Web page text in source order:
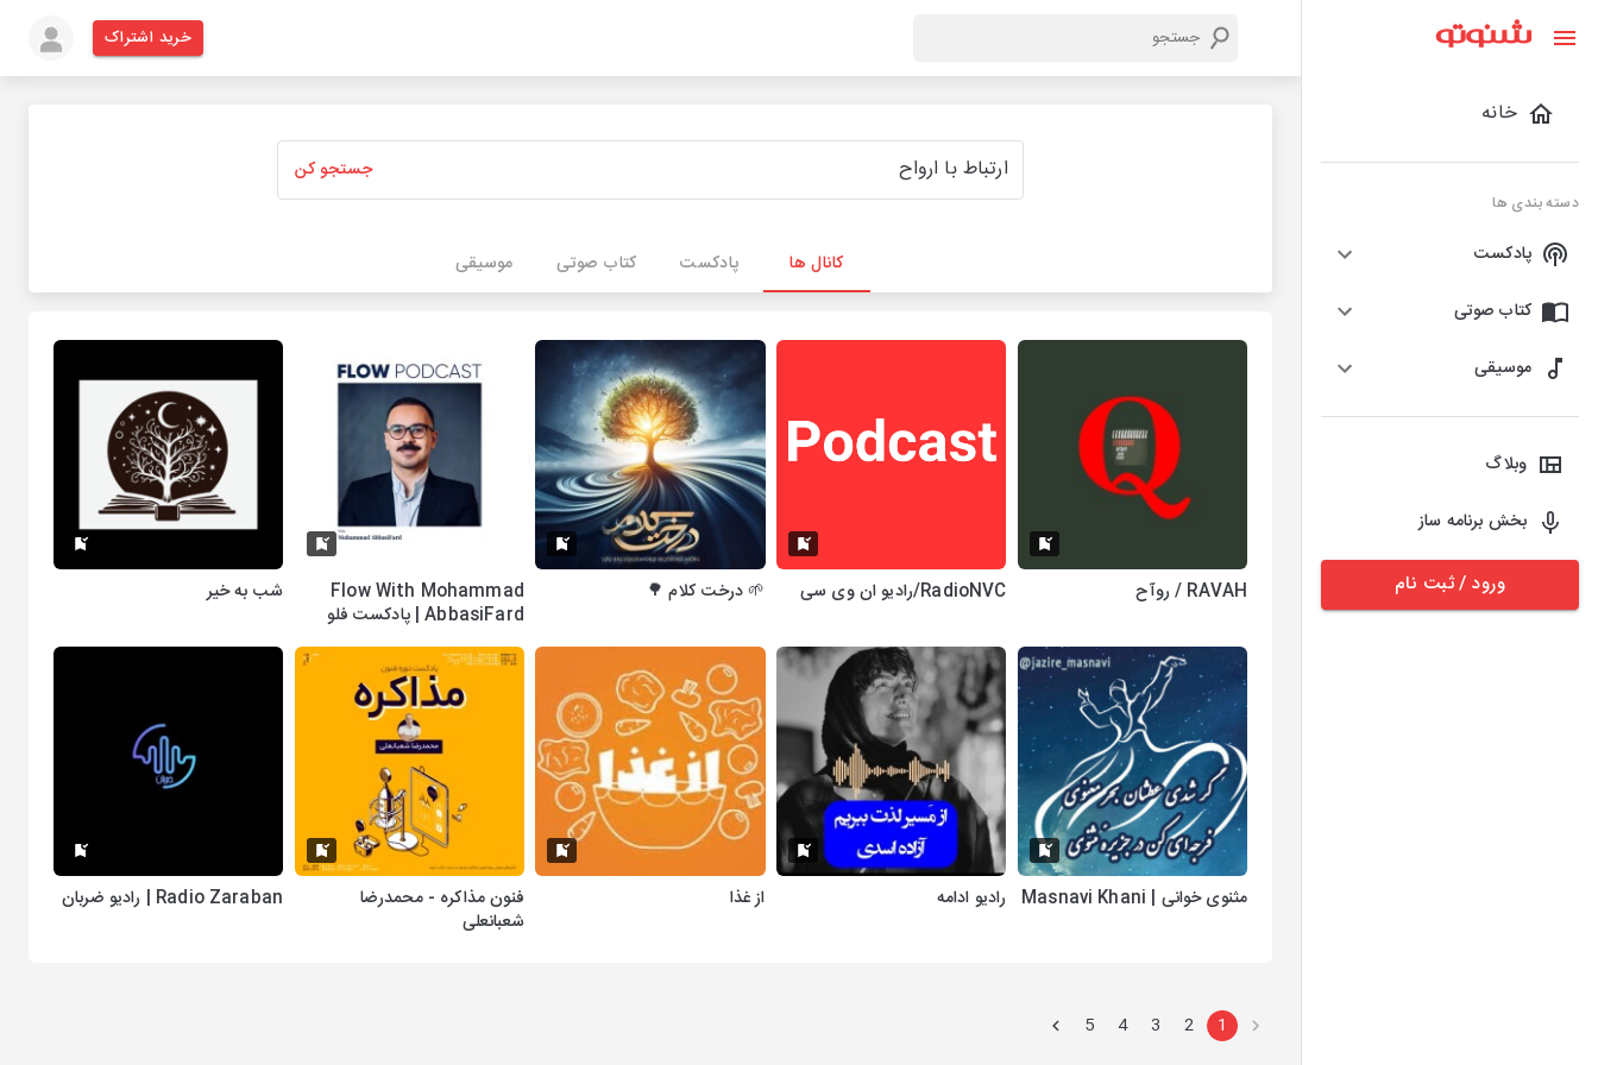
خانه
دسته بندی ها
پادکست
کتاب صوتی
موسیقی
وبلاگ
بخش برنامه ساز
ورود / ثبت نام
خرید اشتراک
جستجو کن
کانال ها پادکست کتاب صوتی موسیقی
RAVAH / روآح RadioNVC/رادیو ان وی سی 🌱 درخت کلام 🌳
Flow With Mohammad
AbbasiFard | پادکست فلو
شب به خیر
مثنوی خوانی | Masnavi Khani رادیو ادامه از غذا
فنون مذاکره - محمدرضا
شعبانعلی
Radio Zaraban | رادیو ضربان
1
2
3
4
5